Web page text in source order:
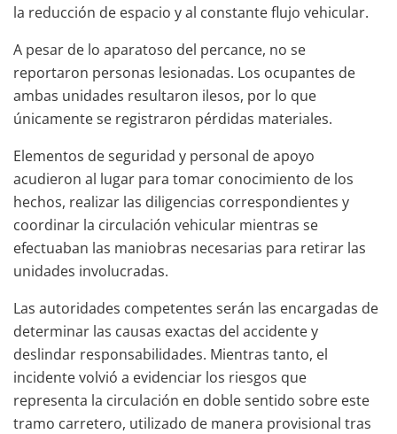
la reducción de espacio y al constante flujo vehicular.
A pesar de lo aparatoso del percance, no se
reportaron personas lesionadas. Los ocupantes de
ambas unidades resultaron ilesos, por lo que
únicamente se registraron pérdidas materiales.
Elementos de seguridad y personal de apoyo
acudieron al lugar para tomar conocimiento de los
hechos, realizar las diligencias correspondientes y
coordinar la circulación vehicular mientras se
efectuaban las maniobras necesarias para retirar las
unidades involucradas.
Las autoridades competentes serán las encargadas de
determinar las causas exactas del accidente y
deslindar responsabilidades. Mientras tanto, el
incidente volvió a evidenciar los riesgos que
representa la circulación en doble sentido sobre este
tramo carretero, utilizado de manera provisional tras